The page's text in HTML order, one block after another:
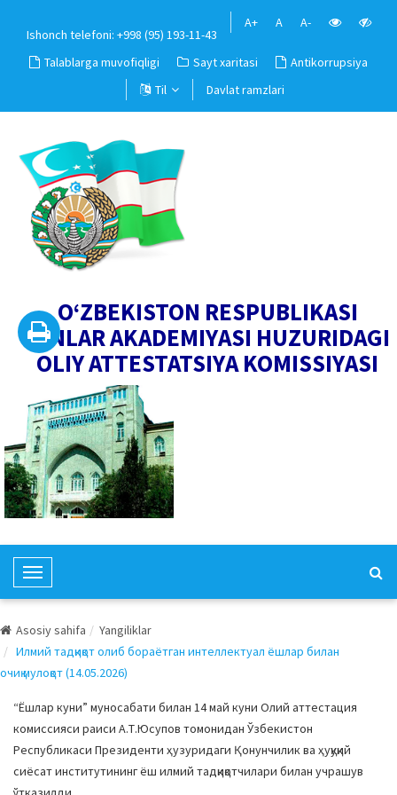
Ishonch telefoni: +998 (95) 193-11-43
A+ A A-
Talablarga muvofiqligi Sayt xaritasi
Antikorrupsiya
Til
Davlat ramzlari
O‘ZBEKISTON RESPUBLIKASI
FANLAR AKADEMIYASI HUZURIDAGI
OLIY ATTESTATSIYA KOMISSIYASI
T
o
g
l
e
N
a
v
i
g
Asosiy sahifa
Yangiliklar
Илмий тадқиқот олиб бораётган интеллектуал ёшлар билан
очиқ мулоқот (14.05.2026)
“Ёшлар куни” муносабати билан 14 май куни Олий аттестация
комиссияси раиси А.Т.Юсупов томонидан Ўзбекистон
Республикаси Президенти ҳузуридаги Қонунчилик ва ҳуқуқий
сиёсат институтининг ёш илмий тадқиқотчилари билан учрашув